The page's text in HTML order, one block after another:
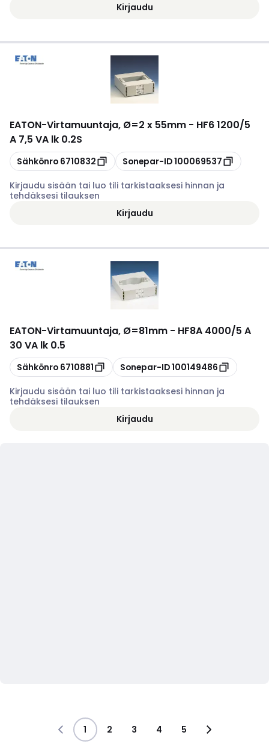
Kirjaudu
EATON-Virtamuuntaja, Ø=2 x 55mm - HF6 1200/5
A 7,5 VA lk 0.2S
Kopioi
Sähkönro 6710832 Kopioi
Sonepar-ID100069537
Kirjaudu sisään tai luo tili tarkistaaksesi hinnan ja
tehdäksesi tilauksen
Kirjaudu
EATON-Virtamuuntaja, Ø=81mm - HF8A 4000/5 A
30 VA lk 0.5
Kopioi
Sähkönro 6710881 Kopioi
Sonepar-ID100149486
Kirjaudu sisään tai luo tili tarkistaaksesi hinnan ja
tehdäksesi tilauksen
Kirjaudu
1 2 3 4 5